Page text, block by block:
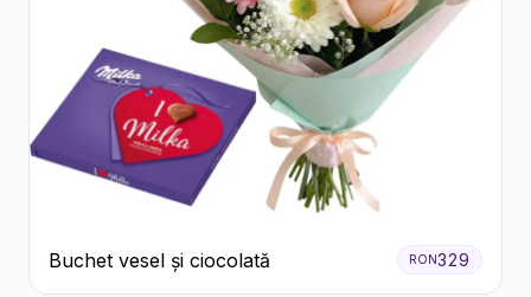
Buchet vesel și ciocolată RON329